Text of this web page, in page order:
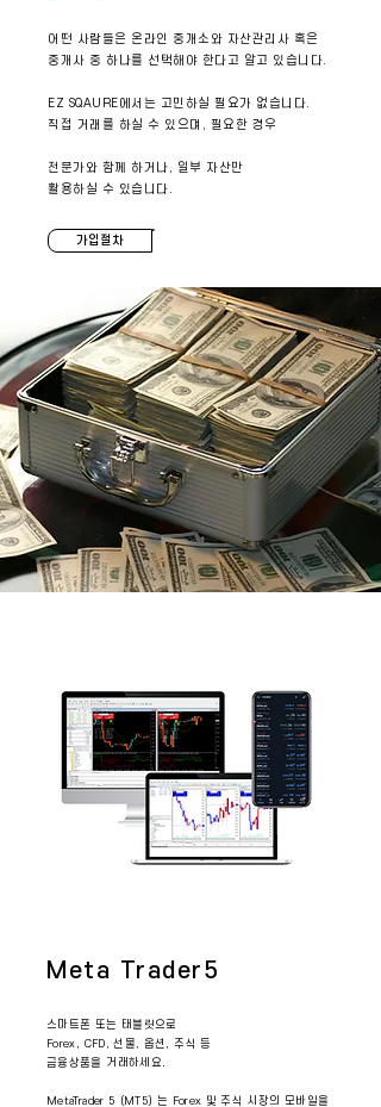
어떤 사람들은 온라인 중개소와 자산관리사 혹은
중개사 중 하나를 선택해야 한다고 알고 있습니다.
EZ SQAURE에서는 고민하실 필요가 없습니다.
직접 거래를 하실 수 있으며, 필요한 경우
전문가와 함께 하거나, 일부 자산만
활용하실 수 있습니다.
가입절차
Meta Trader5
스마트폰 또는 태블릿으로
Forex, CFD, 선물, 옵션, 주식 등
금융상품을 거래하세요.
MetaTrader 5 (MT5) 는 Forex 및 주식 시장의 모바일을